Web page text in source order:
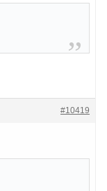
#10419